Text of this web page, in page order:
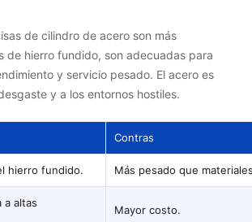
de cilindro de acero son más
de hierro fundido, son adecuadas para
y servicio pesado. El acero es
y a los entornos hostiles.
Contras
hierro fundido. Más pesado que
a altas
Mayor costo.